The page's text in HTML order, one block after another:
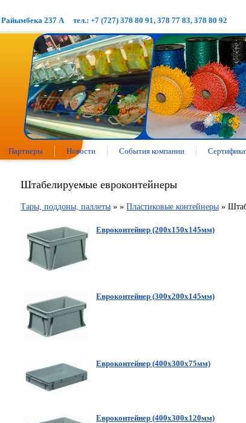
Райымбека 237 А тел.: +7 (727) 378 80 91, 378 77 83, 378 80 92
Партнеры Новости События компании
Штабелируемые евроконтейнеры
Тары, поддоны, паллеты » » Пластиковые контейнеры »
Евроконтейнер (200х150х145мм)
Евроконтейнер (300x200x145мм)
Евроконтейнер (400х300х75мм)
Евроконтейнер (400х300х120мм)